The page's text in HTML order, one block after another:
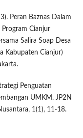
Peran Baznas Dalam
Cianjur
Salira Soap Desa
Kabupaten Cianjur)
Penguatan
UMKM. JP2N
1(1), 11-18.